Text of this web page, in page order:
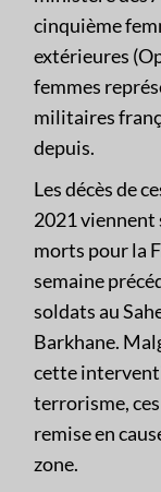
cinquième
extérieures
femmes
militaires
depuis.
Les décès de
2021 viennent
morts pour la
semaine
soldats au
Barkhane.
cette
terrorisme,
remise en
zone.